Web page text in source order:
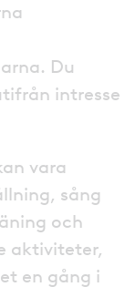
Du
intresse
vara
sång
och
aktiviteter,
en gång i